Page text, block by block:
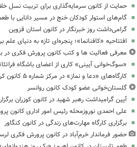
حمایت از کانون سرمایه‌گذاری برای تربیت نسل
گام‌های استوار کودکان خنج در مسیر دانایی با
گرامی‌داشت روز خبرنگار در کانون استان قزوین
افتتاحیه «کافنانما»؛ پنجره‌ای تازه به دنیای
معرفی فعالیت ها و کتب کانون پرورش فکری در
«سوگ‌خوانی آیینی» کاری از اعضای باشگاه
کارگاه‌های «دعا و نماز» در مرکز شماره ۵ کانون کرمانشاه برگزار شد
گلستان‌خوانی عضو کودک کانون روانسر
آیین گرامیداشت رهبر شهید در کانون کوزران
علی احمدی نوروزمحله رئیس امور اداری کانون
برگزاری کارگاه مهارت‌های زندگی در کانون کنگاور
حضور فرماندار خرم‌آباد در کانون پرورش فکری